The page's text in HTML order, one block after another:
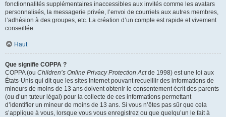
fonctionnalités supplémentaires inaccessibles aux invités comme les avatars
personnalisés, la messagerie privée, l’envoi de courriels aux autres membres,
l’adhésion à des groupes, etc. La création d’un compte est rapide et vivement
conseillée.
Haut
Que signifie COPPA ?
COPPA (ou Children’s Online Privacy Protection Actde 1998) est une loi aux
États-Unis qui dit que les sites Internet pouvant recueillir des informations de
mineurs de moins de 13 ans doivent obtenir le consentement écrit des parents
(ou d’un tuteur légal) pour la collecte de ces informations permettant
d’identifier un mineur de moins de 13 ans. Si vous n’êtes pas sûr que cela
s’applique à vous, lorsque vous vous enregistrez ou que quelqu’un le fait à